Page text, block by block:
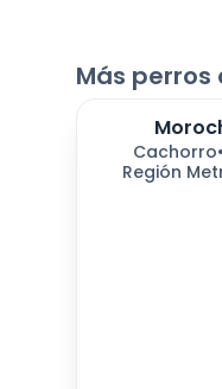
Más perros
Cachorro•
Región